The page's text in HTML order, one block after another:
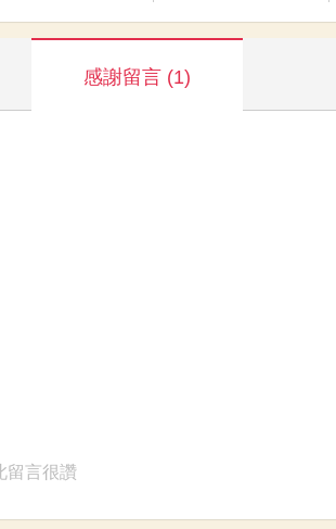
感謝留言 (1)
留言很讚